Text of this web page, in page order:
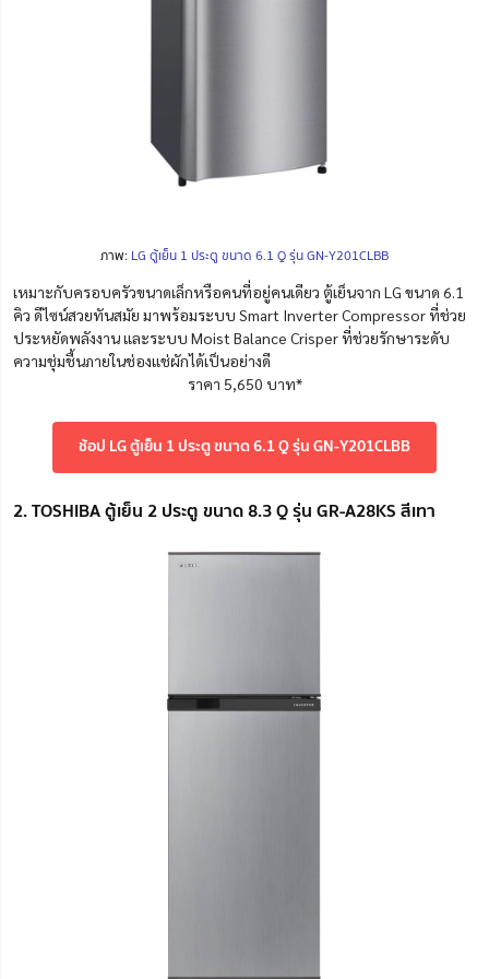
ภาพ: LG ตู้เย็น 1 ประตู ขนาด 6.1 Q รุ่น GN-Y201CLBB
เหมาะกับครอบครัวขนาดเล็กหรือคนที่อยู่คนเดียว ตู้เย็นจาก LG ขนาด 6.1
คิว ดีไซน์สวยทันสมัย มาพร้อมระบบ Smart Inverter Compressor ที่ช่วย
ประหยัดพลังงาน และระบบ Moist Balance Crisper ที่ช่วยรักษาระดับ
ความชุ่มชื้นภายในช่องแช่ผักได้เป็นอย่างดี
ราคา 5,650 บาท*
ช้อป LG ตู้เย็น 1 ประตู ขนาด 6.1 Q รุ่น GN-Y201CLBB
2. TOSHIBA ตู้เย็น 2 ประตู ขนาด 8.3 Q รุ่น GR-A28KS สีเทา